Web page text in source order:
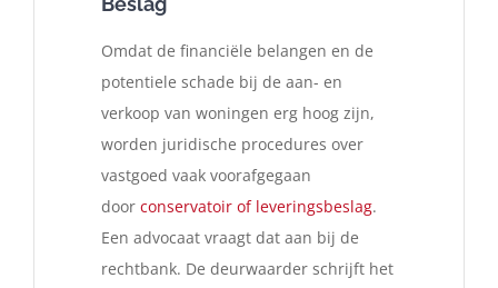
Omdat de financiële belangen en de
potentiele schade bij de aan- en
verkoop van woningen erg hoog zijn,
worden juridische procedures over
vastgoed vaak voorafgegaan
doorconservatoir of leveringsbeslag.
Een advocaat vraagt dat aan bij de
rechtbank. De deurwaarder schrijft het